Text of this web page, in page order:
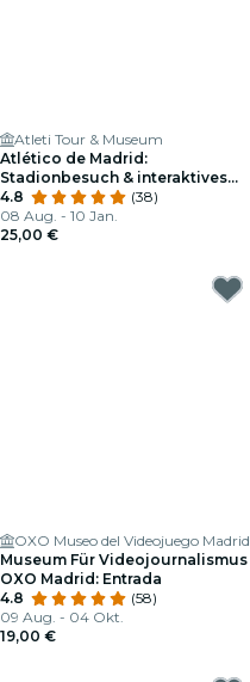
Atleti Tour & Museum
Atlético de Madrid:
Stadionbesuch & interaktives
Museum
4.8
(38)
08 Aug. - 10 Jan.
25,00 €
OXO Museo del Videojuego Madrid
Museum Für Videojournalismus
OXO Madrid: Entrada
4.8
(58)
09 Aug. - 04 Okt.
19,00 €